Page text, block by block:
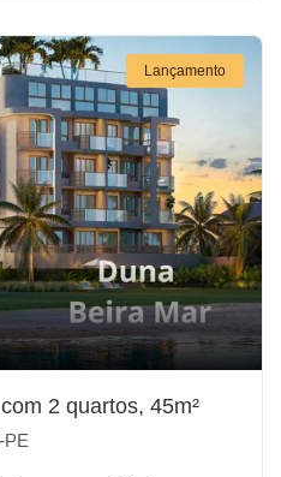
Lançamento
2 quartos, 45m²
PE